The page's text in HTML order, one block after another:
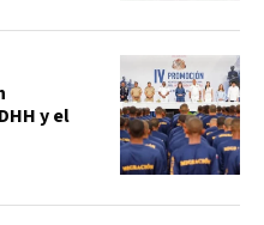
y el